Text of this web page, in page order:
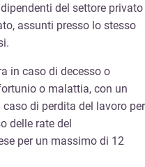
del settore privato
assunti presso lo stesso
in caso di decesso o
o malattia, con un
di perdita del lavoro per
delle rate del
per un massimo di 12